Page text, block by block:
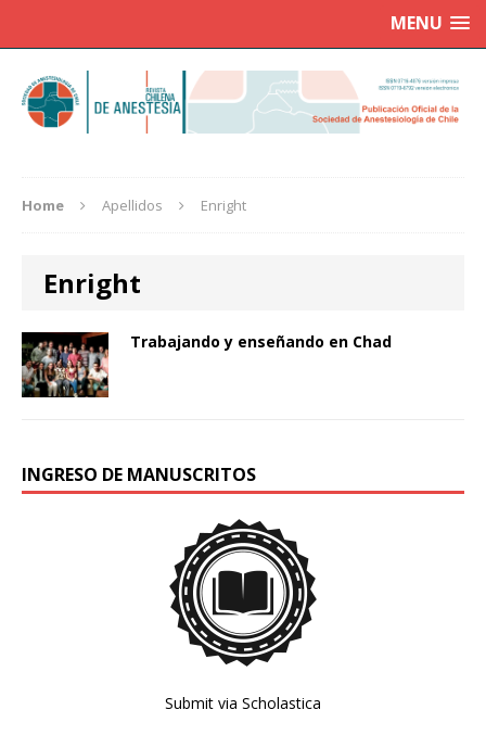
MENU
Home Apellidos Enright
Enright
Trabajando y enseñando en Chad
INGRESO DE MANUSCRITOS
Submit via Scholastica